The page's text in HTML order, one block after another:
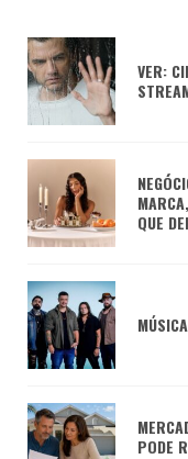
VER:
QUE
PODE